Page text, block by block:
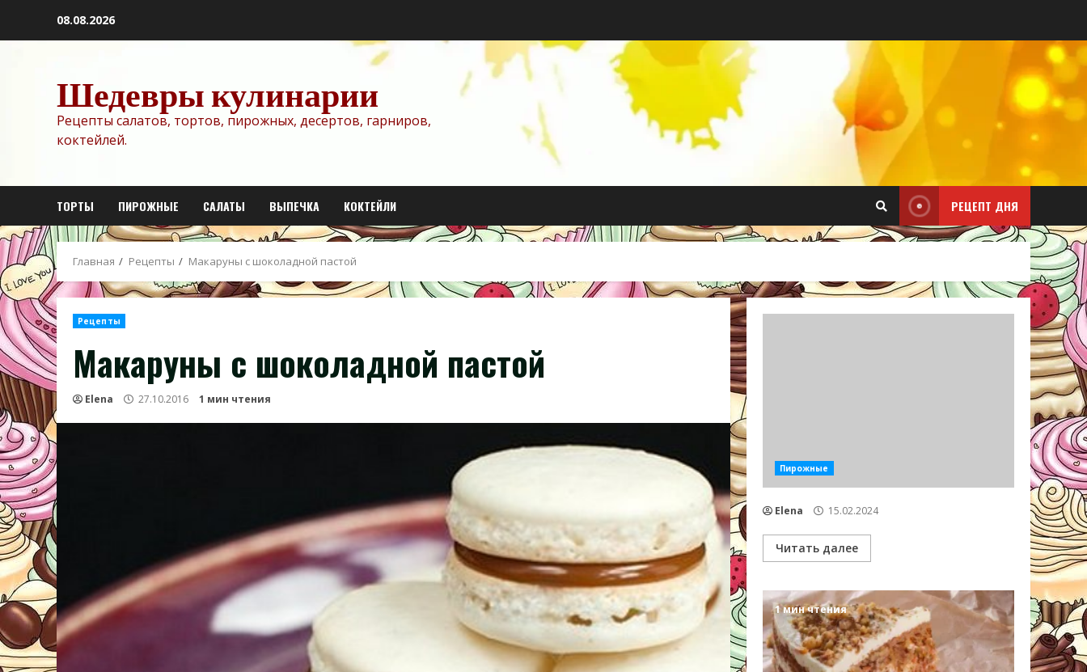
08.08.2026
Шедевры кулинарии
Рецепты салатов, тортов, пирожных, десертов, гарниров,
коктейлей.
ТОРТЫ ПИРОЖНЫЕ САЛАТЫ ВЫПЕЧКА КОКТЕЙЛИ РЕЦЕПТ ДНЯ
Главная Рецепты Макаруны с шоколадной пастой
Рецепты
Макаруны с шоколадной пастой
Elena 27.10.2016 1 мин чтения
Пирожные
Elena 15.02.2024
Читать далее
1 мин чтения